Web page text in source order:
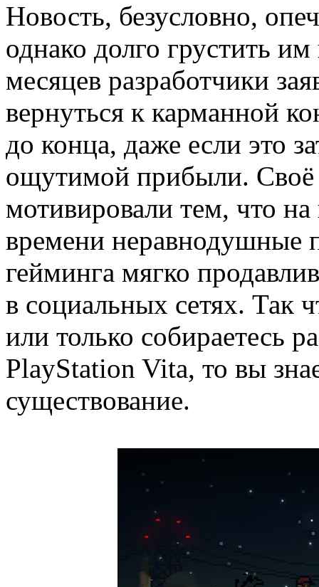
Новость, безусловно,
однако долго грустить
месяцев разработчики
вернуться к карманной
до конца, даже если это
ощутимой прибыли. Своё
мотивировали тем, что на
времени неравнодушные
гейминга мягко
в социальных сетях. Так
или только собираетесь
PlayStation Vita, то вы
существование.